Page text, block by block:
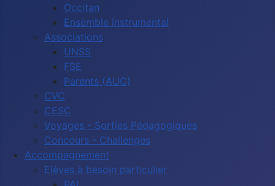
Occitan
Ensemble instrumental
Associations
UNSS
FSE
Parents (AUC)
CVC
CESC
Voyages - Sorties Pédagogiques
Concours - Challenges
Accompagnement
Elèves à besoin particulier